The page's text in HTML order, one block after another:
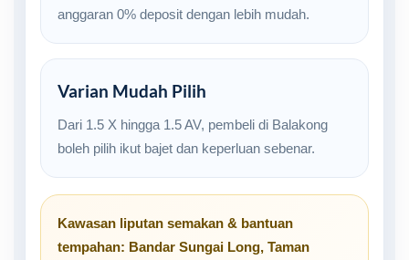
anggaran 0% deposit dengan lebih mudah.
Varian Mudah Pilih
Dari 1.5 X hingga 1.5 AV, pembeli di Balakong
boleh pilih ikut bajet dan keperluan sebenar.
Kawasan liputan semakan & bantuan
tempahan: Bandar Sungai Long, Taman